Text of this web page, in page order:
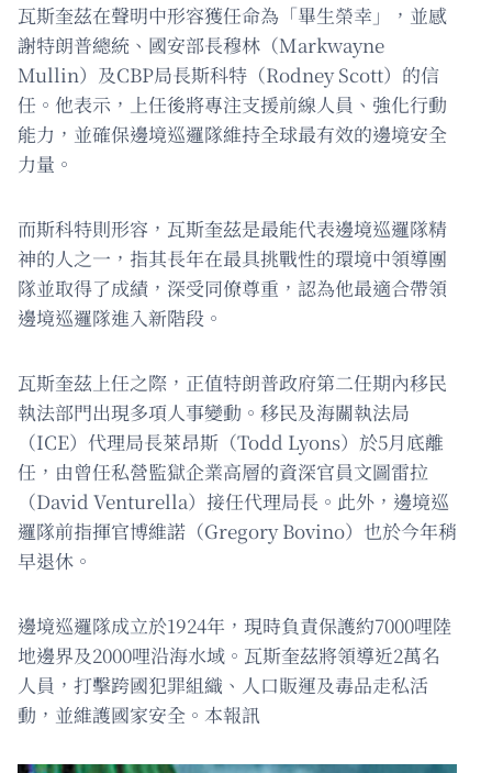
瓦斯奎茲在聲明中形容獲任命為「畢生榮幸」，並感
謝特朗普總統、國安部長穆林（Markwayne
Mullin）及CBP局長斯科特（Rodney Scott）的信
任。他表示，上任後將專注支援前線人員、強化行動
能力，並確保邊境巡邏隊維持全球最有效的邊境安全
力量。
而斯科特則形容，瓦斯奎茲是最能代表邊境巡邏隊精
神的人之一，指其長年在最具挑戰性的環境中領導團
隊並取得了成績，深受同僚尊重，認為他最適合帶領
邊境巡邏隊進入新階段。
瓦斯奎茲上任之際，正值特朗普政府第二任期內移民
執法部門出現多項人事變動。移民及海關執法局
（ICE）代理局長萊昂斯（Todd Lyons）於5月底離
任，由曾任私營監獄企業高層的資深官員文圖雷拉
（David Venturella）接任代理局長。此外，邊境巡
邏隊前指揮官博維諾（Gregory Bovino）也於今年稍
早退休。
邊境巡邏隊成立於1924年，現時負責保護約7000哩陸
地邊界及2000哩沿海水域。瓦斯奎茲將領導近2萬名
人員，打擊跨國犯罪組織、人口販運及毒品走私活
動，並維護國家安全。本報訊